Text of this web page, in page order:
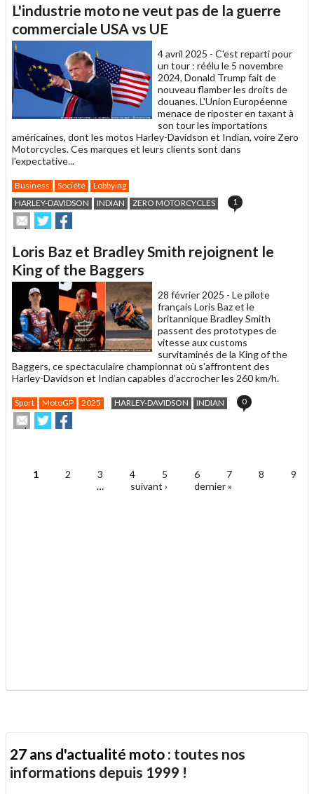
à
L'industrie moto ne veut pas de la guerre
commerciale USA vs UE
4 avril 2025 - C'est reparti pour
un tour : réélu le 5 novembre
2024, Donald Trump fait de
nouveau flamber les droits de
douanes. L'Union Européenne
menace de riposter en taxant à
son tour les importations
américaines, dont les motos Harley-Davidson et Indian, voire Zero
Motorcycles. Ces marques et leurs clients sont dans
l'expectative...
Business Société
Lobbying
HARLEY-DAVIDSON
INDIAN ZERO MOTORCYCLES 1
Envoyer
cet
à
un
ami
Partager
sur
sur
Loris Baz et Bradley Smith rejoignent le
King of the Baggers
28 février 2025 - Le pilote
français Loris Baz et le
britannique Bradley Smith
passent des prototypes de
vitesse aux customs
survitaminés de la King of the
Baggers, ce spectaculaire championnat où s'affrontent des
Harley-Davidson et Indian capables d'accrocher les 260 km/h.
Sport MotoGP 2025 HARLEY-DAVIDSON INDIAN 0
Envoyer
cet
Partager
sur
sur
Pages
1 2 3 4 5 6 7 8
9
…
suivant › dernier »
27 ans d'actualité moto : toutes nos
informations depuis 1999 !